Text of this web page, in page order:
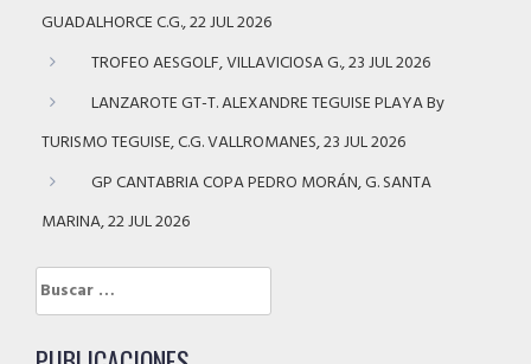
GUADALHORCE C.G., 22 JUL 2026
TROFEO AESGOLF, VILLAVICIOSA G., 23 JUL 2026
LANZAROTE GT-T. ALEXANDRE TEGUISE PLAYA By
TURISMO TEGUISE, C.G. VALLROMANES, 23 JUL 2026
GP CANTABRIA COPA PEDRO MORÁN, G. SANTA
MARINA, 22 JUL 2026
Buscar: